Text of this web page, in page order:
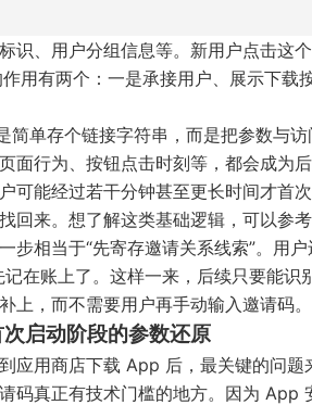
识、用户分组信息等。新用户点击这
用有两个：一是承接用户、展示下载
简单存个链接字符串，而是把参数与
面行为、按钮点击时刻等，都会成为
可能经过若干分钟甚至更长时间才首
回来。想了解这类基础逻辑，可以参
步相当于“先寄存邀请关系线索”。用
记在账上了。这样一来，后续只要能
上，而不需要用户再手动输入邀请码。
启动阶段的参数还原
应用商店下载 App 后，最关键的问
码真正有技术门槛的地方。因为 App